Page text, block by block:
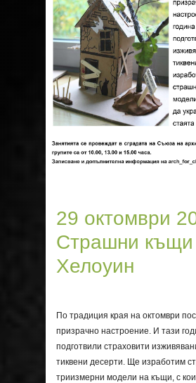
29 октомври
Страшни къщи
Хелоуин
По традиция края на октомври
призрачно настроение. И тази
подготвили страховити
тиквени десерти. Ще изработим
триизмерни модели на къщи, с